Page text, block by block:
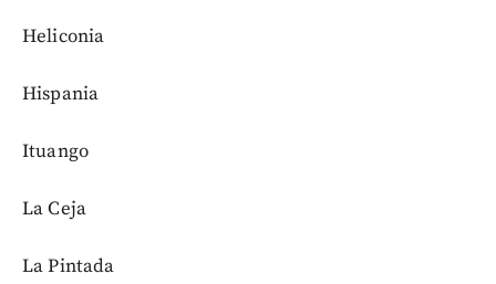
Heliconia
Hispania
Ituango
La Ceja
La Pintada